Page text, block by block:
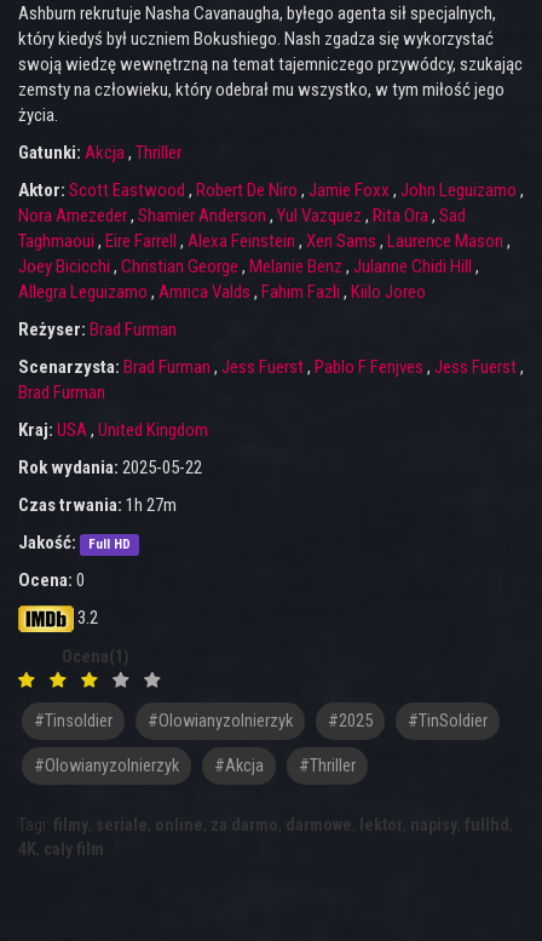
Ashburn rekrutuje Nasha Cavanaugha, byłego agenta sił specjalnych,
który kiedyś był uczniem Bokushiego. Nash zgadza się wykorzystać
swoją wiedzę wewnętrzną na temat tajemniczego przywódcy, szukając
zemsty na człowieku, który odebrał mu wszystko, w tym miłość jego
życia.
Gatunki: Akcja, Thriller
Aktor: Scott Eastwood , Robert De Niro , Jamie Foxx , John Leguizamo ,
Nora Arnezeder, Shamier Anderson , Yul Vazquez , Rita Ora, Sad
Taghmaoui , Eire Farrell , Alexa Feinstein , Xen Sams , Laurence Mason ,
Joey Bicicchi , Christian George , Melanie Benz , Julanne Chidi Hill ,
Allegra Leguizamo , Amrica Valds , Fahim Fazli , Kiilo Joreo
Reżyser: Brad Furman
Scenarzysta: Brad Furman , Jess Fuerst, Pablo F Fenjves , Jess Fuerst,
Brad Furman
Kraj: USA, United Kingdom
Rok wydania: 2025-05-22
Czas trwania: 1h 27m
Jakość:
Full HD
Ocena: 0
3.2
Ocena(1)
#tinsoldier #olowianyzolnierzyk #2025 #TinSoldier
#Olowianyzolnierzyk #akcja #thriller
Tagi: filmy, seriale, online, za darmo, darmowe, lektor, napisy, fullhd ,
4K, cały film